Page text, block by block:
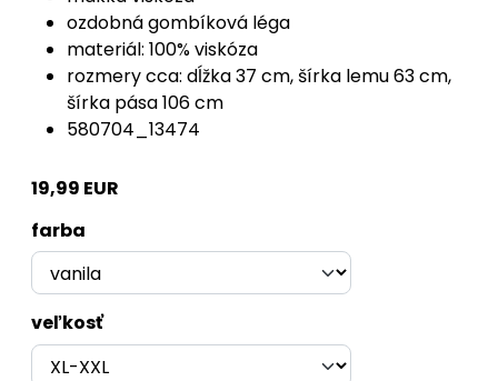
ozdobná gombíková léga
materiál: 100% viskóza
rozmery cca: dĺžka 37 cm, šírka lemu 63 cm,
šírka pása 106 cm
580704_13474
19,99 EUR
farba
veľkosť